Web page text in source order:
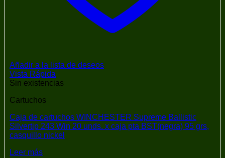
Añadir a la lista de deseos
Vista Rápida
Sin existencias
Cartuchos
Caja de cartuchos WINCHESTER Supreme Ballistic
Silvertip 243 Win 20 unds. x caja pta BST(negra) 95 grs,
casquillo nickel
Leer más